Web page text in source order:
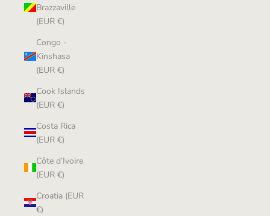
Brazzaville
(EUR €)
Congo -
Kinshasa
(EUR €)
Cook Islands
(EUR €)
Costa Rica
(EUR €)
Côte d’Ivoire
(EUR €)
Croatia (EUR
€)